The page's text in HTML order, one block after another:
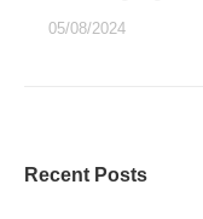
05/08/2024
Recent Posts